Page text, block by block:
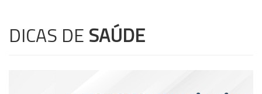
DICAS DE SAÚDE